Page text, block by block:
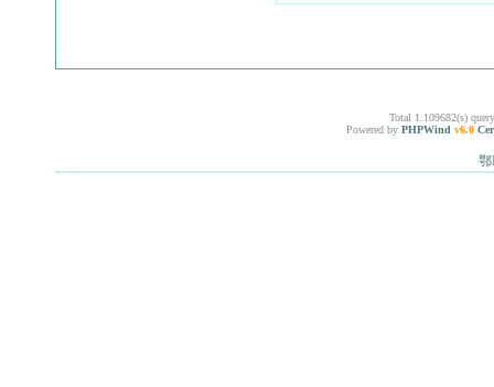
Total 1.109682(s)
Powered by PHPWind v6.0
鄂